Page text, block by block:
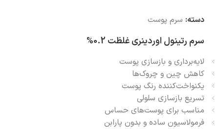
دسته: سرم پوست
سرم رتینول اوردینری غلظت 0.2%
لایه‌برداری و بازسازی پوست
کاهش چین و چروک‌ها
یکنواخت‌کننده رنگ پوست
تسریع بازسازی سلولی
مناسب برای پوست‌های حساس
فرمولاسیون ساده و بدون پارابن